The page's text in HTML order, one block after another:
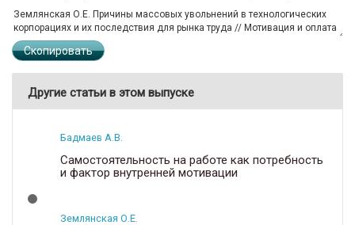
Скопировать
Другие статьи в этом выпуске
Бадмаев А.В.
Самостоятельность на работе как потребность
и фактор внутренней мотивации
Землянская О.Е.